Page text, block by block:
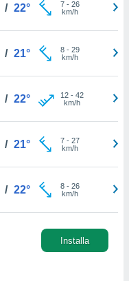
/ 22° 7- 26
km/h
/ 21° 8- 29
km/h
/ 22° 12- 42
km/h
/ 21° 7- 27
km/h
/ 22° 8- 26
km/h
Installa